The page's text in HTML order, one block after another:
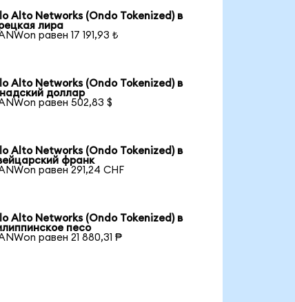
Alto Networks (Ondo Tokenized) в
лира
равен 17 191,93 ₺
Alto Networks (Ondo Tokenized) в
доллар
равен 502,83 $
Alto Networks (Ondo Tokenized) в
франк
равен 291,24 CHF
Alto Networks (Ondo Tokenized) в
песо
равен 21 880,31 ₱